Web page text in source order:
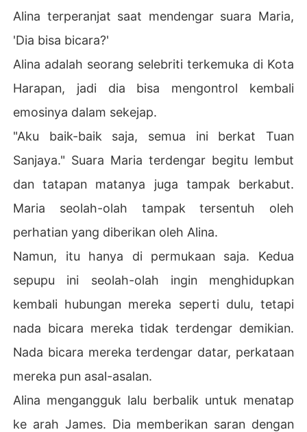
Alina terperanjat saat mendengar suara Maria,
'Dia bisa bicara?'
Alina adalah seorang selebriti terkemuka di Kota
Harapan, jadi dia bisa mengontrol kembali
emosinya dalam sekejap.
"Aku baik-baik saja, semua ini berkat Tuan
Sanjaya." Suara Maria terdengar begitu lembut
dan tatapan matanya juga tampak berkabut.
Maria seolah-olah tampak tersentuh oleh
perhatian yang diberikan oleh Alina.
Namun, itu hanya di permukaan saja. Kedua
sepupu ini seolah-olah ingin menghidupkan
kembali hubungan mereka seperti dulu, tetapi
nada bicara mereka tidak terdengar demikian.
Nada bicara mereka terdengar datar, perkataan
mereka pun asal-asalan.
Alina mengangguk lalu berbalik untuk menatap
ke arah James. Dia memberikan saran dengan